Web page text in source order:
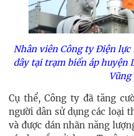
Nhân viên Công ty Điện lực
dây tại trạm biến áp huyện
Vũng
Cụ thể, Công ty đã tăng
người dân sử dụng các loại
và được dán nhãn năng